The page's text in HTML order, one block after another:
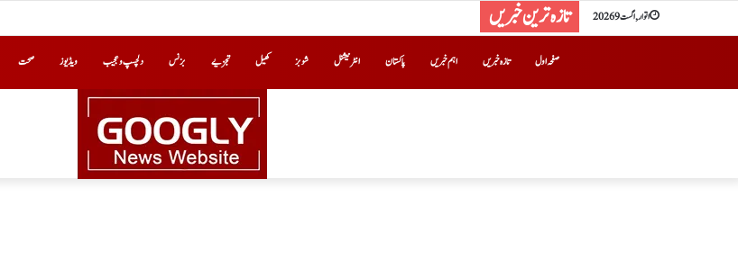
اتوار, اگست 9 2026 تازہ ترین خبریں
صفحہ اول تازہ خبریں اہم خبریں پاکستان انٹرنیشنل شوبز کھیل تجزیے بزنس دلچسپ و عجیب ویڈیوز صحت